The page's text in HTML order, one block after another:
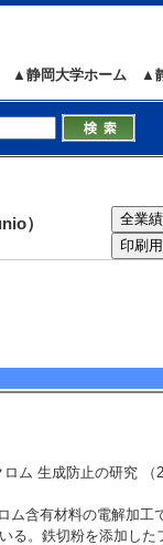
▲
▲静岡大学ホーム
）
ム 生成防止の研究 （
ム含有材料の電解加工
る。鉄切粉を添加した